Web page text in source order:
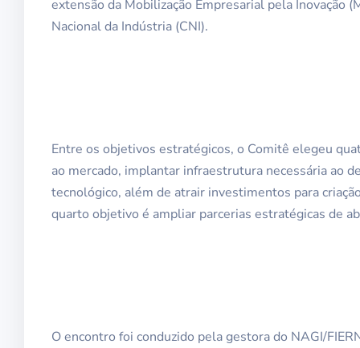
extensão da Mobilização Empresarial pela Inovação
Nacional da Indústria (CNI).
Entre os objetivos estratégicos, o Comitê elegeu
ao mercado, implantar infraestrutura necessária ao
tecnológico, além de atrair investimentos para
quarto objetivo é ampliar parcerias estratégicas de
O encontro foi conduzido pela gestora do NAGI/